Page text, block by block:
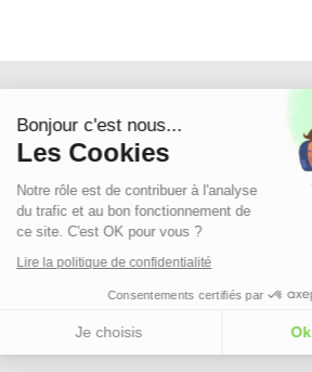
Continuer sans accepter
Bonjour c'est nous...
Les Cookies
Notre rôle est de contribuer à l'analyse
du trafic et au bon fonctionnement de
ce site. C'est OK pour vous ?
Lire la politique de confidentialité
Consentements certifiés par
Je choisis